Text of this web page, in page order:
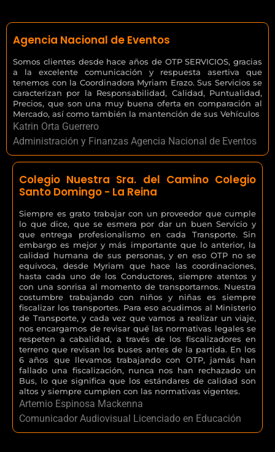
Agencia Nacional de Eventos
Somos clientes desde hace años de OTP SERVICIOS, gracias
a la excelente comunicación y respuesta asertiva que
tenemos con la Coordinadora Myriam Erazo. Sus Servicios se
caracterizan por la Responsabilidad, Calidad, Puntualidad,
Precios, que son una muy buena oferta en comparación al
Mercado, así como también la mantención de sus Vehículos
Katrin Orta Guerrero
Administración y Finanzas Agencia Nacional de Eventos
Colegio Nuestra Sra. del Camino Colegio
Santo Domingo - La Reina
Siempre es grato trabajar con un proveedor que cumple
lo que dice, que se esmera por dar un buen Servicio y
que entrega profesionalismo en cada Transporte. Sin
embargo es mejor y más importante que lo anterior, la
calidad humana de sus personas, y en eso OTP no se
equivoca, desde Myriam que hace las coordinaciones,
hasta cada uno de los Conductores, siempre atentos y
con una sonrisa al momento de transportarnos. Nuestra
costumbre trabajando con niños y niñas es siempre
fiscalizar los transportes. Para eso acudimos al Ministerio
de Transporte, y cada vez que vamos a realizar un viaje,
nos encargamos de revisar qué las normativas legales se
respeten a cabalidad, a través de los fiscalizadores en
terreno que revisan los buses antes de la partida. En los
6 años que llevamos trabajando con OTP, jamás han
fallado una fiscalización, nunca nos han rechazado un
Bus, lo que significa que los estándares de calidad son
altos y siempre cumplen con las normativas vigentes.
Artemio Espinosa Mackenna
Comunicador Audiovisual Licenciado en Educación